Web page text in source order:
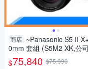
商店 ~Panasonic S5 II
0mm 套組 (S5M2 XK,公
S5IIXK
$75,840 $75,990